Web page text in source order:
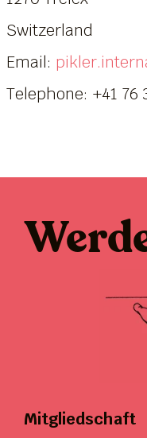
Switzerland
Email:
Telephone: +41 76
Mitgliedschaft